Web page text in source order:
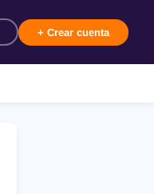
+ Crear cuenta